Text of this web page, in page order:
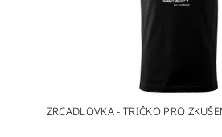
ZRCADLOVKA - TRIČKO PRO